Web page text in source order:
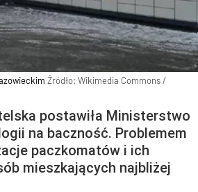
Źródło: Wikimedia Commons/
postawiła Ministerstwo
na baczność. Problemem
paczkomatów i ich
mieszkających najbliżej